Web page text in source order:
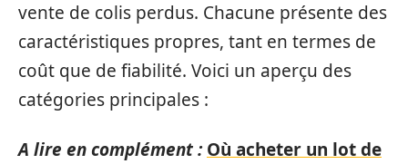
vente de colis perdus. Chacune présente des
caractéristiques propres, tant en termes de
coût que de fiabilité. Voici un aperçu des
catégories principales :
A lire en complément : Où acheter un lot de